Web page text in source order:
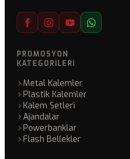
PROMOSYON
KATEGORILERI
Metal Kalemler
Plastik Kalemler
Kalem Setleri
Ajandalar
Powerbanklar
Flash Bellekler